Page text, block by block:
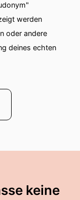
werden
oder andere
deines echten
keine